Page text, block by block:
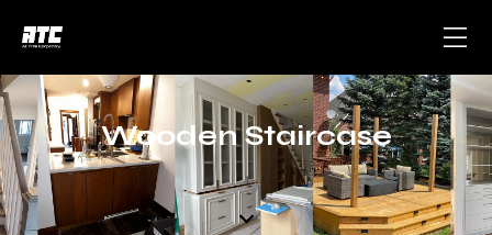
Wooden Staircase